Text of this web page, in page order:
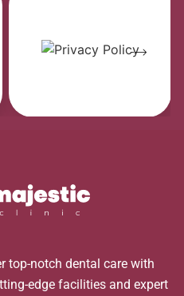
top-notch dental care with
edge facilities and expert